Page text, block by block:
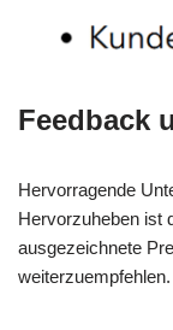
Feedback
Hervorragende
Hervorzuheben ist
ausgezeichnete
weiterzuempfehlen.